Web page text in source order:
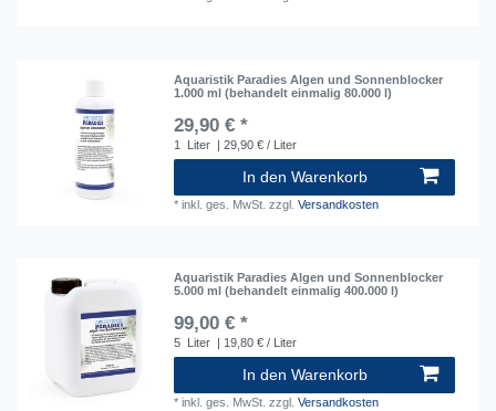
Aquaristik Paradies Algen und Sonnenblocker
1.000 ml (behandelt einmalig 80.000 l)
29,90 € *
1 Liter | 29,90 € / Liter
In den Warenkorb
*inkl. ges. MwSt. zzgl.Versandkosten
Aquaristik Paradies Algen und Sonnenblocker
5.000 ml (behandelt einmalig 400.000 l)
99,00 € *
5 Liter | 19,80 € / Liter
In den Warenkorb
*inkl. ges. MwSt. zzgl.Versandkosten